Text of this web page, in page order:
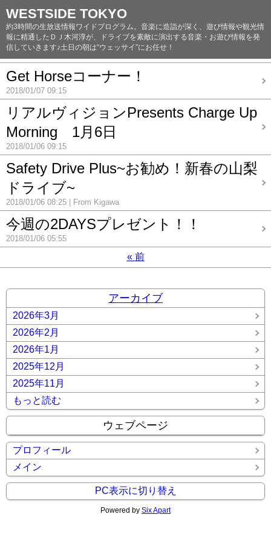
WESTSIDE TOKYO
約3時間の生放送情報ワイドプログラム。音楽に造詣が深く、遊び情報や観光情
報に精通したＤＪ木河淳が、ドライブを素敵に演出する音楽・お遊び情報を発
信していきます♪土日の朝は“ウェッサイ”にお任せ！
Get Horseコーナー！
2018/01/07 09:15
リアルヴィジョンPresents Charge Up
Morning 1月6日
2018/01/06 09:15
Safety Drive Plus~お勧め！新春の山梨
ドライブ~
2018/01/06 08:25 From Kigawa
今週の2DAYSプレゼント！！
2018/01/06 05:55
« 前
アーカイブ
2026年3月
2026年2月
2026年1月
2025年12月
2025年11月
もっと読む
ウェブページ
プロフィール
メイン
PC表示に切り替え
Powered by Six Apart